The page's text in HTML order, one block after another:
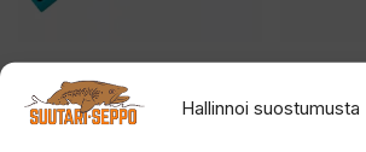
Hallinnoi suostumusta
Rapala UR Steel
Extension 35cm
jatkovarsi jääkairaan